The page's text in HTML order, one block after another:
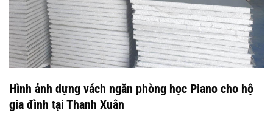
Hình ảnh dựng vách ngăn phòng học Piano cho hộ
gia đình tại Thanh Xuân